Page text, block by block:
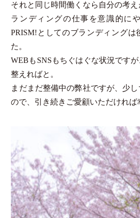
それと同じ時間働くなら自分の考
ランディングの仕事を意識的に
PRISM!としてのブランディングは
た。
WEBもSNSもちぐはぐな状況です
整えればと。
まだまだ整備中の弊社ですが、少
ので、引き続きご愛顧いただければ